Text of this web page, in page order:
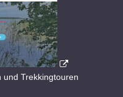
und Trekkingtouren